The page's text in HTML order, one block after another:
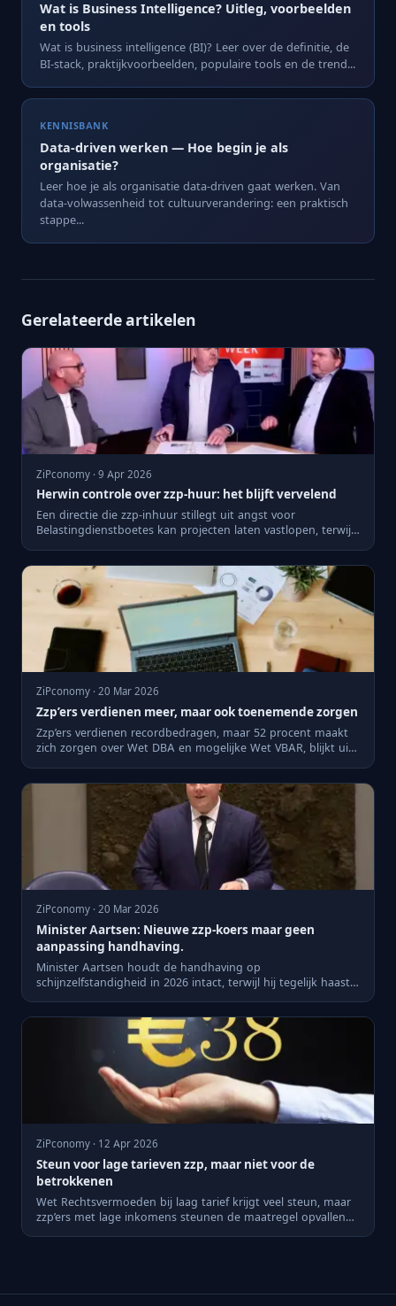
Wat is Business Intelligence? Uitleg, voorbeelden
en tools
Wat is business intelligence (BI)? Leer over de definitie, de
BI-stack, praktijkvoorbeelden, populaire tools en de trend...
KENNISBANK
Data-driven werken — Hoe begin je als
organisatie?
Leer hoe je als organisatie data-driven gaat werken. Van
data-volwassenheid tot cultuurverandering: een praktisch
stappe...
Gerelateerde artikelen
ZiPconomy · 9 Apr 2026
Herwin controle over zzp-huur: het blijft vervelend
Een directie die zzp-inhuur stillegt uit angst voor
Belastingdienstboetes kan projecten laten vastlopen, terwijl
ZiPconomy · 20 Mar 2026
Zzp’ers verdienen meer, maar ook toenemende zorgen
Zzp’ers verdienen recordbedragen, maar 52 procent maakt
zich zorgen over Wet DBA en mogelijke Wet VBAR, blijkt uit
ZiPconomy · 20 Mar 2026
Minister Aartsen: Nieuwe zzp-koers maar geen
aanpassing handhaving.
Minister Aartsen houdt de handhaving op
schijnzelfstandigheid in 2026 intact, terwijl hij tegelijk haast
ZiPconomy · 12 Apr 2026
Steun voor lage tarieven zzp, maar niet voor de
betrokkenen
Wet Rechtsvermoeden bij laag tarief krijgt veel steun, maar
zzp’ers met lage inkomens steunen de maatregel opvallend